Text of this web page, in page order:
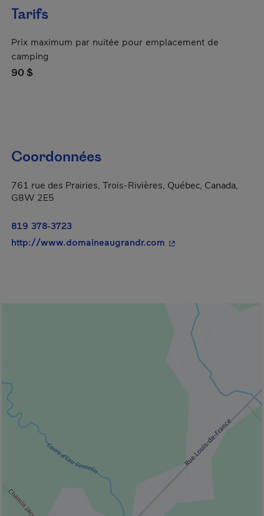
Tarifs
Prix maximum par nuitée pour emplacement de
camping
90 $
Coordonnées
761 rue des Prairies, Trois-Rivières, Québec, Canada,
G8W 2E5
819 378-3723
http://www.domaineaugrandr.com - Cet hyperlien